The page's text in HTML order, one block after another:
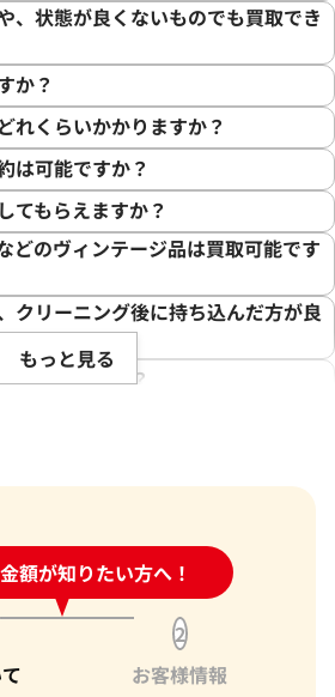
ご利用いただき誠にありがとうご
の貴重なブランド品をご満足いた
ましたこと、大変嬉しく思います。
様にご満足いただける買取を提供
には、最新の市場相場をしっかりと把
格をお伝えすることが不可欠です。弊
態や付属品、為替の変動、生産数等
価格でお取引させていただくことを
に、弊社の強みである、海外への販路
1,940店舗以上という点から、高価買
。お客様からの感謝の言葉をいただけ
て何よりの励みです。お客様からいた
にご満足いただけるよう精進してま
も貴金属や時計などのご売却をお考え
や」をご利用ください。お客様の大
でお取引できるよう、査定員一同、
提供してまいります。
、状態が良くないものでも買取でき
か？
れくらいかかりますか？
は可能ですか？
てもらえますか？
どのヴィンテージ品は買取可能です
クリーニング後に持ち込んだ方が良
決まりますか？
のですが、査定だけお願いできます
ますか？
もっと見る
額が知りたい方へ！
中!問い合わせフォーム
2
お客様情報